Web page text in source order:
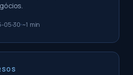
05-30 ~1 min